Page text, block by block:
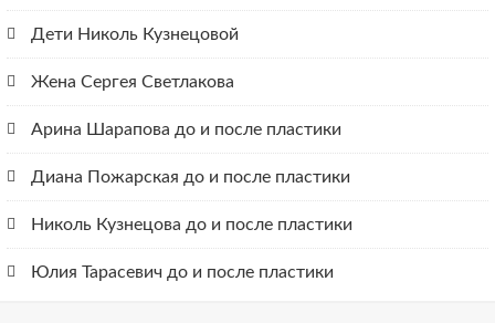
Дети Николь Кузнецовой
Жена Сергея Светлакова
Арина Шарапова до и после пластики
Диана Пожарская до и после пластики
Николь Кузнецова до и после пластики
Юлия Тарасевич до и после пластики